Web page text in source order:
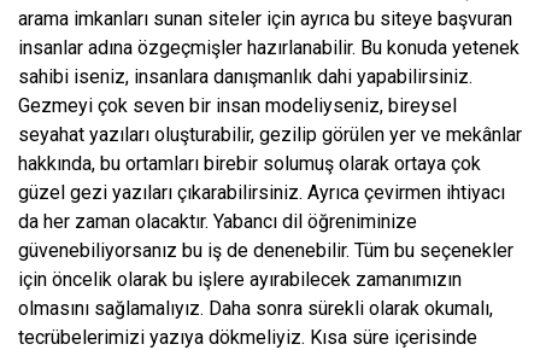
arama imkanları sunan siteler için ayrıca bu siteye başvuran
insanlar adına özgeçmişler hazırlanabilir. Bu konuda yetenek
sahibi iseniz, insanlara danışmanlık dahi yapabilirsiniz.
Gezmeyi çok seven bir insan modeliyseniz, bireysel
seyahat yazıları oluşturabilir, gezilip görülen yer ve mekânlar
hakkında, bu ortamları birebir solumuş olarak ortaya çok
güzel gezi yazıları çıkarabilirsiniz. Ayrıca çevirmen ihtiyacı
da her zaman olacaktır. Yabancı dil öğreniminize
güvenebiliyorsanız bu iş de denenebilir. Tüm bu seçenekler
için öncelik olarak bu işlere ayırabilecek zamanımızın
olmasını sağlamalıyız. Daha sonra sürekli olarak okumalı,
tecrübelerimizi yazıya dökmeliyiz. Kısa süre içerisinde